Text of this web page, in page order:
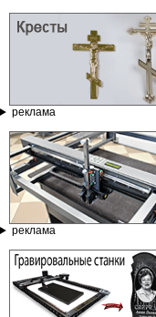
реклама
реклама